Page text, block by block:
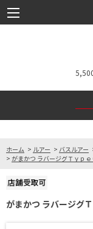
ホーム > ルアー > バスルアー
> がまかつ ラバージグＴｙ
がまかつ ラバージグ